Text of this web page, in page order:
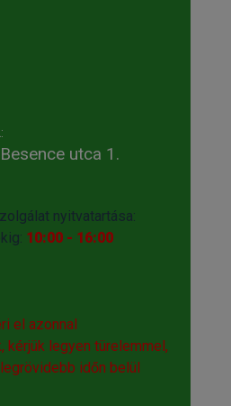
utca 1.
nyitvatartása:
10:00 - 16:00
el azonnal
kérjük legyen türelemmel,
időn belül